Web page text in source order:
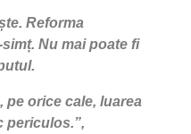
Reforma
Nu mai poate fi
pe orice cale, luarea
periculos.”,